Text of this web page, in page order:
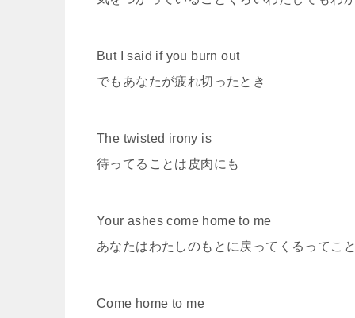
But I said if you burn out
でもあなたが疲れ切ったとき
The twisted irony is
待ってることは皮肉にも
Your ashes come home to me
あなたはわたしのもとに戻ってくるってこ
Come home to me